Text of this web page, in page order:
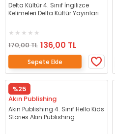
Delta Kültür 4. Sınıf İngilizce
Kelimeleri Delta Kültür Yayınları
170,00 TL 136,00 TL
Sepete Ekle
%25
Akın Publishing
Akın Publishing 4. Sınıf Hello Kids
Stories Akın Publishing